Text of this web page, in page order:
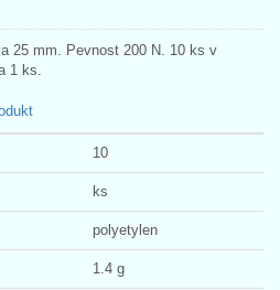
25 mm. Pevnost 200 N. 10 ks v
1 ks.
10
ks
polyetylen
1.4 g